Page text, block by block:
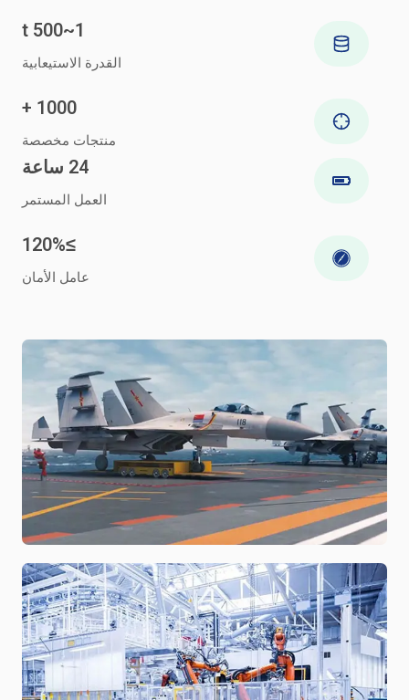
1~500 t
القدرة الاستيعابية
1000 +
منتجات مخصصة
24 ساعة
العمل المستمر
≥120%
عامل الأمان